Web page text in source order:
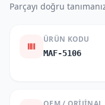
Parçayı doğru
ÜRÜN KODU
MAF-5106